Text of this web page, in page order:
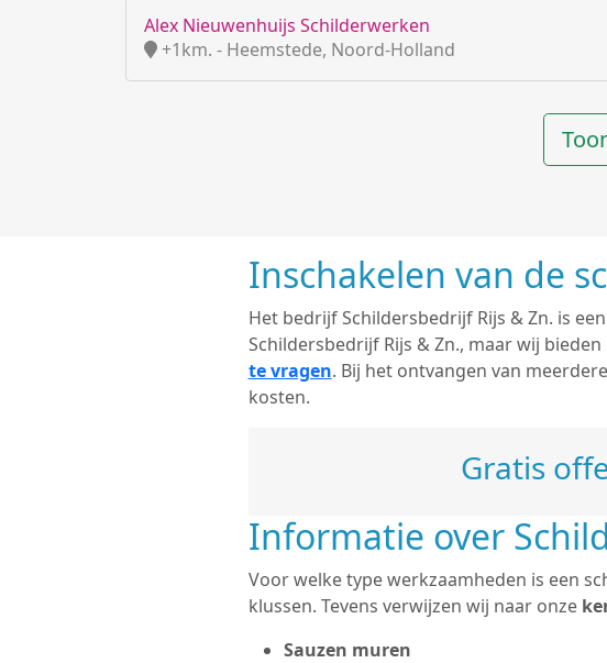
Alex Nieuwenhuijs Schilderwerken
+1km. - Heemstede, Noord-Holland
Inschakelen van de
Het bedrijf Schildersbedrijf Rijs & Zn. is
Schildersbedrijf Rijs & Zn., maar wij
te vragen. Bij het ontvangen van
kosten.
Gratis
Informatie over
Voor welke type werkzaamheden is een
klussen. Tevens verwijzen wij naar onze
Sauzen muren